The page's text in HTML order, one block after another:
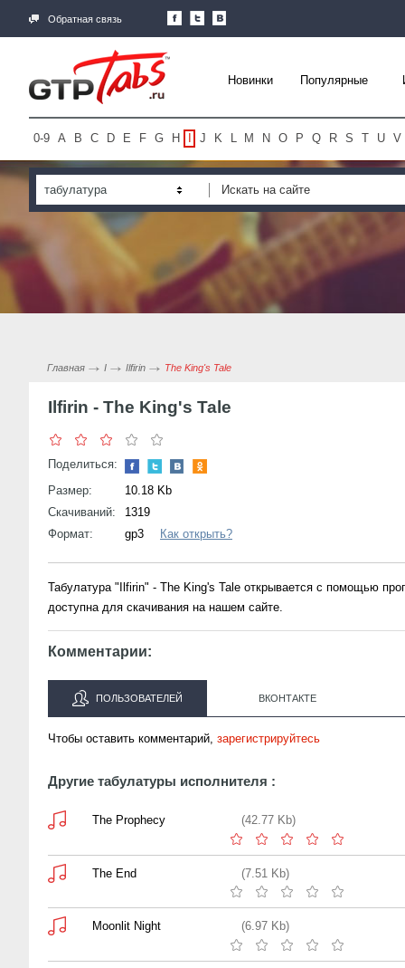
Обратная связь
Новинки Популярные
0-9 A B C D E F G H J K L M N O P Q R S T U V
табулатура
Главная I Ilfirin The King's Tale
Ilfirin - The King's Tale
Поделиться:
Размер:
10.18 Kb
Скачиваний:
1319
Формат:
gp3 Как открыть?
Табулатура "Ilfirin" - The King's Tale открывается с помощью
доступна для скачивания на нашем сайте.
Комментарии:
ПОЛЬЗОВАТЕЛЕЙ ВКОНТАКТЕ
Чтобы оставить комментарий, зарегистрируйтесь
Другие табулатуры исполнителя :
The Prophecy (42.77 Kb)
The End (7.51 Kb)
Moonlit Night (6.97 Kb)